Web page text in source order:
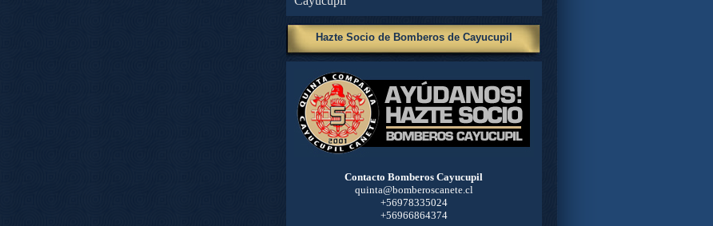
Hazte Socio de Bomberos de Cayucupil
Contacto Bomberos Cayucupil
quinta@bomberoscanete.cl
+56978335024
+56966864374